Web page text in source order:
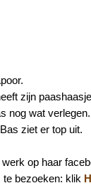
zijn
nog wat verlegen.
ziet er top uit.
op haar
bezoeken: klik